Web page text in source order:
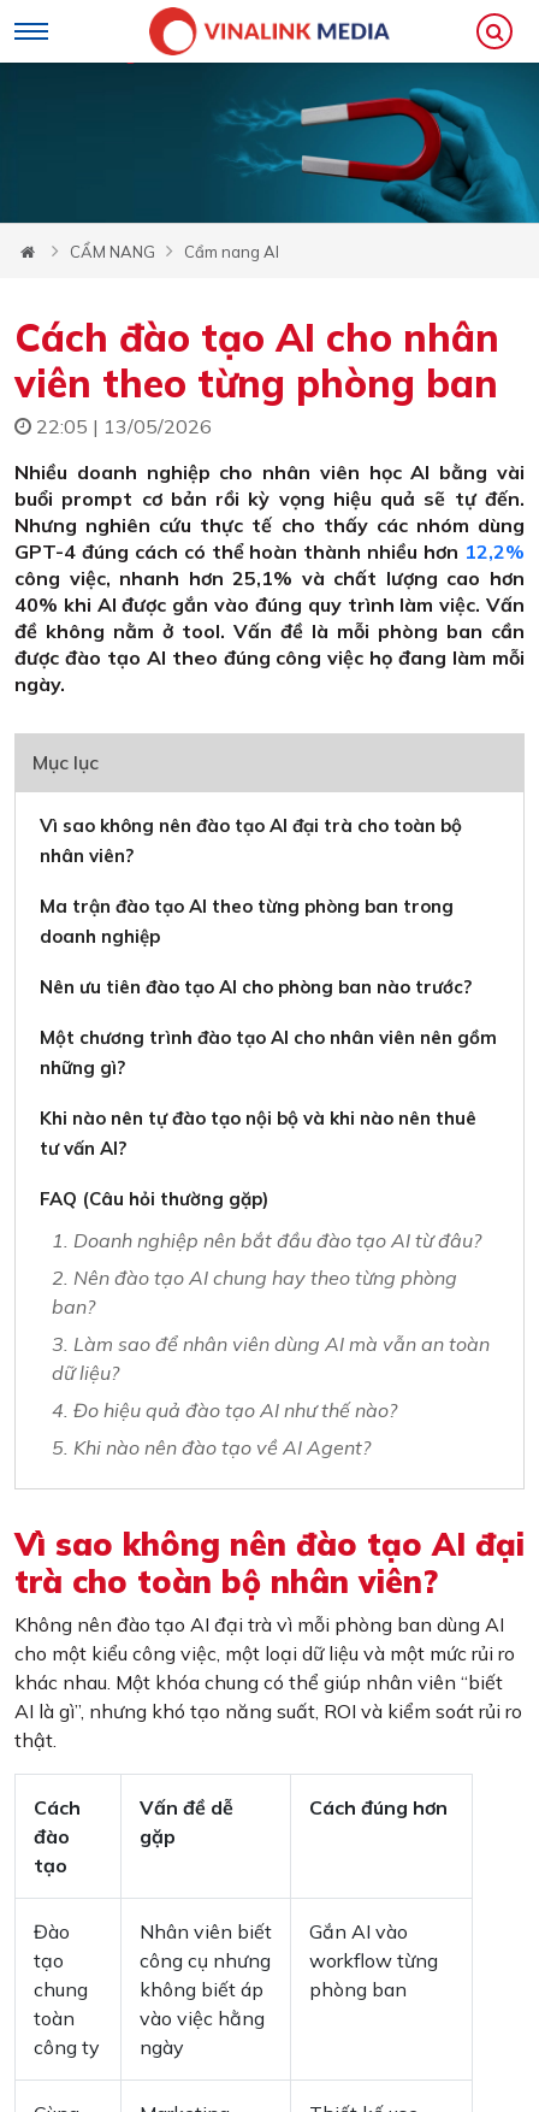
CẨM NANG Cẩm nang AI
Cách đào tạo AI cho nhân
viên theo từng phòng ban
22:05 | 13/05/2026
Nhiều doanh nghiệp cho nhân viên học AI bằng vài
buổi prompt cơ bản rồi kỳ vọng hiệu quả sẽ tự đến.
Nhưng nghiên cứu thực tế cho thấy các nhóm dùng
GPT-4 đúng cách có thể hoàn thành nhiều hơn 12,2%
công việc, nhanh hơn 25,1% và chất lượng cao hơn
40% khi AI được gắn vào đúng quy trình làm việc. Vấn
đề không nằm ở tool. Vấn đề là mỗi phòng ban cần
được đào tạo AI theo đúng công việc họ đang làm mỗi
ngày.
Mục lục
Vì sao không nên đào tạo AI đại trà cho toàn bộ
nhân viên?
Ma trận đào tạo AI theo từng phòng ban trong
doanh nghiệp
Nên ưu tiên đào tạo AI cho phòng ban nào trước?
Một chương trình đào tạo AI cho nhân viên nên gồm
những gì?
Khi nào nên tự đào tạo nội bộ và khi nào nên thuê
tư vấn AI?
FAQ (Câu hỏi thường gặp)
1. Doanh nghiệp nên bắt đầu đào tạo AI từ đâu?
2. Nên đào tạo AI chung hay theo từng phòng
ban?
3. Làm sao để nhân viên dùng AI mà vẫn an toàn
dữ liệu?
4. Đo hiệu quả đào tạo AI như thế nào?
5. Khi nào nên đào tạo về AI Agent?
Vì sao không nên đào tạo AI đại
trà cho toàn bộ nhân viên?
Không nên đào tạo AI đại trà vì mỗi phòng ban dùng AI
cho một kiểu công việc, một loại dữ liệu và một mức rủi ro
khác nhau. Một khóa chung có thể giúp nhân viên “biết
AI là gì”, nhưng khó tạo năng suất, ROI và kiểm soát rủi ro
thật.
Cách
đào
tạo
Vấn đề dễ
gặp
Cách đúng hơn
Đào
tạo
chung
toàn
công ty
Nhân viên biết
công cụ nhưng
không biết áp
vào việc hằng
ngày
Gắn AI vào
workflow từng
phòng ban